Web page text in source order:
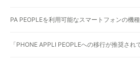
PA PEOPLEを利用可能なスマートフォンの機
「PHONE APPLI PEOPLEへの移行が推奨さ